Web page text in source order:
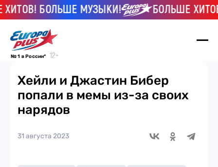
БОЛЬШЕ МУЗЫКИ! БОЛЬШЕ ХИТОВ!
№ 1 в России*
Хейли и Джастин Бибер
попали в мемы из-за своих
нарядов
31 августа 2023